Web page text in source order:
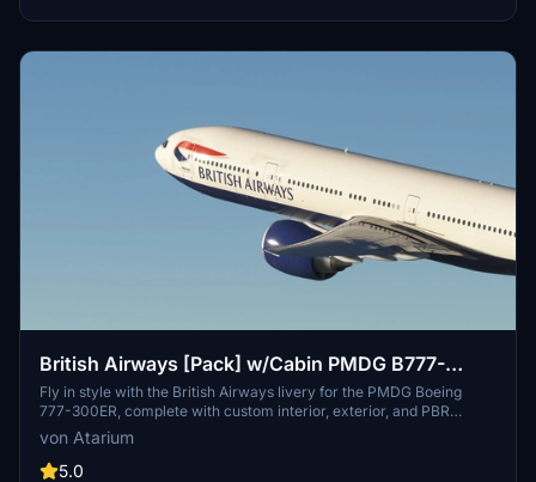
Horizon Simulations Group, ensuring adherence to copyright and
British Airways [Pack] w/Cabin PMDG B777-
300ER
Fly in style with the British Airways livery for the PMDG Boeing
777-300ER, complete with custom interior, exterior, and PBR
textures. This add-on also features handcrafted airline-specific
logos and designs, along with a custom airline-specific cabin. Make
sure to install correctly via the PMDG Operations Center v2 for the
von Atarium
5.0